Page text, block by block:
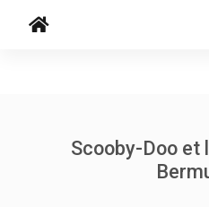
Scooby-Doo et